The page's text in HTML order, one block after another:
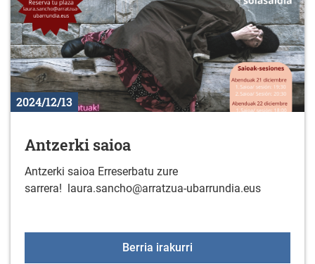
2024/12/13
Antzerki saioa
Antzerki saioa Erreserbatu zure
sarrera! laura.sancho@arratzua-ubarrundia.eus
Berria irakurri